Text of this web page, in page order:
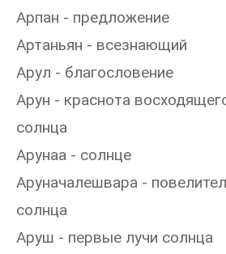
Арпан - предложение
Артаньян - всезнающий
Арул - благословение
Арун - краснота
солнца
Арунаа - солнце
Аруначалешвара -
солнца
Аруш - первые лучи солнца